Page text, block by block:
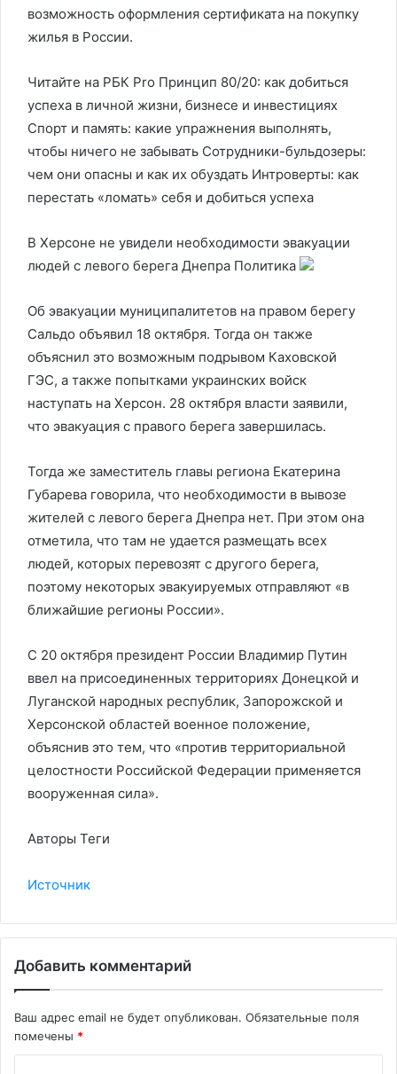
возможность оформления сертификата на покупку
жилья в России.
Читайте на РБК Pro Принцип 80/20: как добиться
успеха в личной жизни, бизнесе и инвестициях
Спорт и память: какие упражнения выполнять,
чтобы ничего не забывать Сотрудники-бульдозеры:
чем они опасны и как их обуздать Интроверты: как
перестать «ломать» себя и добиться успеха
В Херсоне не увидели необходимости эвакуации
людей с левого берега Днепра Политика
Об эвакуации муниципалитетов на правом берегу
Сальдо объявил 18 октября. Тогда он также
объяснил это возможным подрывом Каховской
ГЭС, а также попытками украинских войск
наступать на Херсон. 28 октября власти заявили,
что эвакуация с правого берега завершилась.
Тогда же заместитель главы региона Екатерина
Губарева говорила, что необходимости в вывозе
жителей с левого берега Днепра нет. При этом она
отметила, что там не удается размещать всех
людей, которых перевозят с другого берега,
поэтому некоторых эвакуируемых отправляют «в
ближайшие регионы России».
С 20 октября президент России Владимир Путин
ввел на присоединенных территориях Донецкой и
Луганской народных республик, Запорожской и
Херсонской областей военное положение,
объяснив это тем, что «против территориальной
целостности Российской Федерации применяется
вооруженная сила».
Авторы Теги
Источник
Добавить комментарий
Ваш адрес email не будет опубликован. Обязательные поля
помечены *